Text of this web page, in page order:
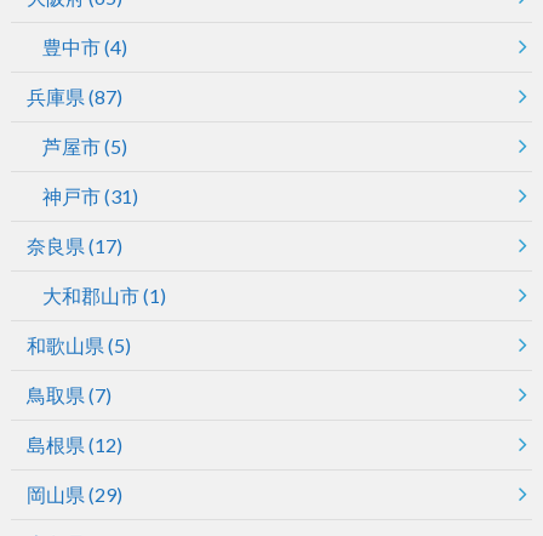
豊中市(4)
兵庫県 (87)
芦屋市(5)
神戸市(31)
奈良県 (17)
大和郡山市(1)
和歌山県 (5)
鳥取県 (7)
島根県 (12)
岡山県 (29)